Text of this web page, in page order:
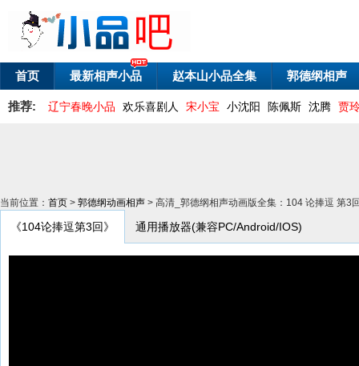
首页 最新相声小品 赵本山小品全集 郭德纲相声
推荐: 辽宁春晚小品 欢乐喜剧人 宋小宝 小沈阳 陈佩斯 沈腾 贾
当前位置： 首页 > 郭德纲动画相声 > 高清_郭德纲相声动画版全集：104 论捧逗 第3
《104论捧逗第3回》 通用播放器(兼容PC/Android/IOS)